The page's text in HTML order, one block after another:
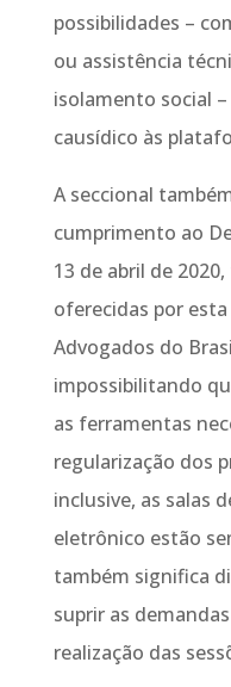
possibilidades –
ou assistência
isolamento social
causídico às
A seccional
cumprimento ao
13 de abril de
oferecidas por
Advogados do
impossibilitando
as ferramentas
regularização dos
inclusive, as salas
eletrônico estão
também significa
suprir as
realização das